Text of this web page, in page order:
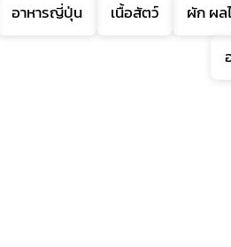
อาหารญี่ปุ่น เนื้อสัตว์ ผัก ผ